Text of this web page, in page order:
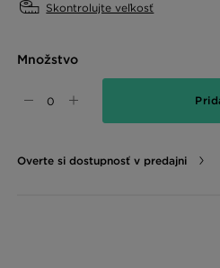
Skontrolujte veľkosť
Množstvo
Overte si dostupnosť v predajni